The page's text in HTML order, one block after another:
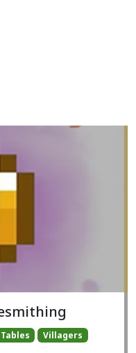
Villagers